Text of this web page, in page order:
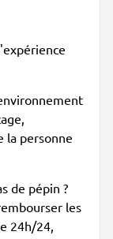
la personne
de pépin ?
les
24h/24,